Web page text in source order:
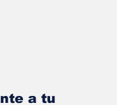
a tu